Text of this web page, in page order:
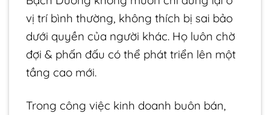
vị trí bình thường, không thích bị sai bảo
dưới quyền của người khác. Họ luôn chờ
đợi & phấn đấu có thể phát triển lên một
tầng cao mới.
Trong công việc kinh doanh buôn bán,